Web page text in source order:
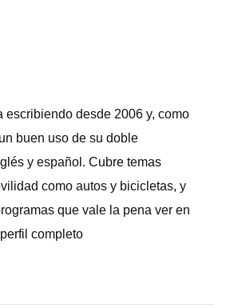
escribiendo desde 2006 y, como
buen uso de su doble
y español. Cubre temas
como autos y bicicletas, y
que vale la pena ver en
completo